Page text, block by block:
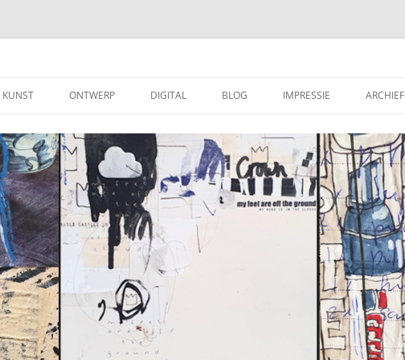
KUNST ONTWERP DIGITAL BLOG IMPRESSIE ARCHIEF